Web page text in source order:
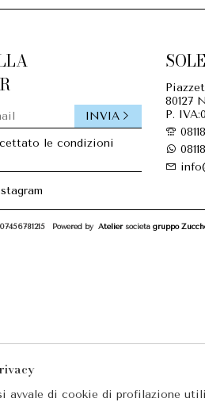
le condizioni
INVIA
80127
P.
Powered by Ateliersocietà gruppo
avvale di cookie di profilazione